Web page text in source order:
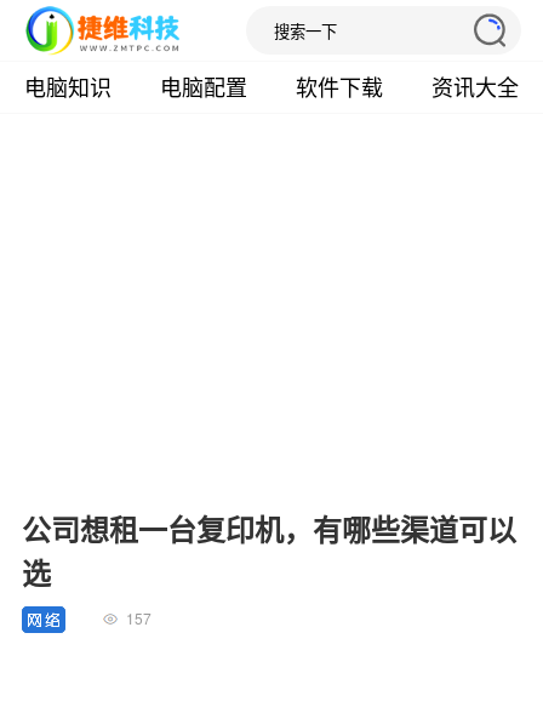
电脑知识 电脑配置 软件下载 资讯大全
公司想租一台复印机，有哪些渠道可以
选
157